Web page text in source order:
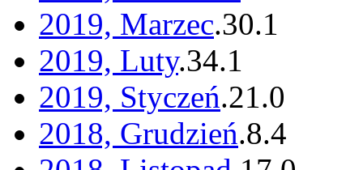
2019, Marzec.30.1
2019, Luty.34.1
2019, Styczeń.21.0
2018, Grudzień.8.4